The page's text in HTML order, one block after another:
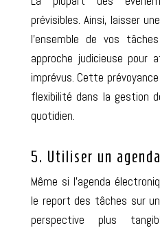
prévisibles. Ainsi, laisser
l’ensemble de vos
approche judicieuse pour
imprévus. Cette
flexibilité dans la gestion
quotidien.
5. Utiliser un
Même si l’agenda
le report des tâches sur
perspective plus